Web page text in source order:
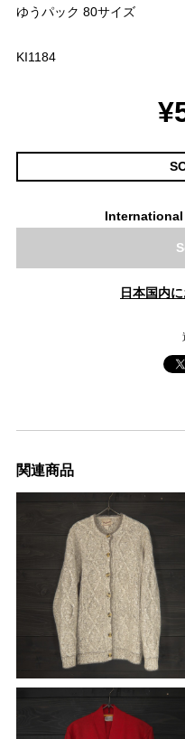
ゆうパック 80サイズ
KI1184
日本国内
関連商品